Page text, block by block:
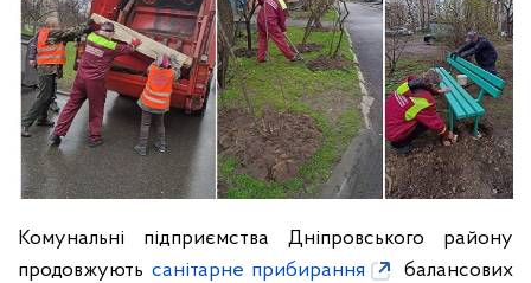
Комунальні підприємства Дніпровського району
продовжують санітарне прибирання
балансових